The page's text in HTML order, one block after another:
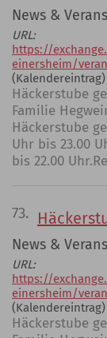
News &
URL:
https://
einersheim/
(Kalendereintrag)
Häckerstube
Familie
Häckerstube
Uhr bis 23.00
bis 22.00
73.
News &
URL:
https://
einersheim/
(Kalendereintrag)
Häckerstube